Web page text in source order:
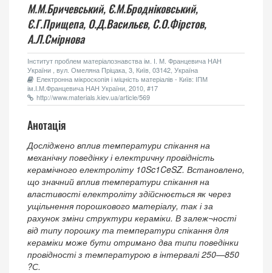
М.М.Бричевський, Є.М.Бродніковський,
Є.Г.Прищепа, О.Д.Васильєв, С.О.Фірстов,
А.Л.Смірнова
Інститут проблем матеріалознавства ім. І. М. Францевича НАН
України , вул. Омеляна Пріцака, 3, Київ, 03142, Україна
Електронна мікроскопія і міцність матеріалів - Київ: ІПМ
ім.І.М.Францевича НАН України, 2010, #17
http://www.materials.kiev.ua/article/569
Анотація
Досліджено вплив температури спікання на
механічну поведінку і електричну провідність
керамічного електроліту 10Sc1CeSZ. Встановлено,
що значний вплив температури спікання на
властивості електроліту здійснюється як через
ущільнення порошкового матеріалу, так і за
рахунок зміни структури кераміки. В залеж¬ності
від типу порошку та температури спікання для
кераміки може бути отримано два типи поведінки
провідності з температурою в інтервалі 250—850
?С.